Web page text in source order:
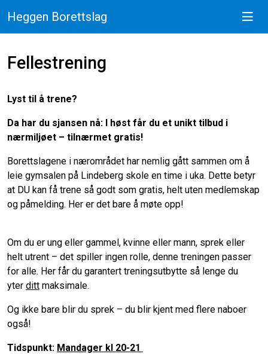
Heggen Borettslag
Fellestrening
Lyst til å trene?
Da har du sjansen nå: I høst får du et unikt tilbud i
nærmiljøet – tilnærmet gratis!
Borettslagene i nærområdet har nemlig gått sammen om å
leie gymsalen på Lindeberg skole en time i uka. Dette betyr
at DU kan få trene så godt som gratis, helt uten medlemskap
og påmelding. Her er det bare å møte opp!
Om du er ung eller gammel, kvinne eller mann, sprek eller
helt utrent – det spiller ingen rolle, denne treningen passer
for alle. Her får du garantert treningsutbytte så lenge du
yter ditt maksimale.
Og ikke bare blir du sprek – du blir kjent med flere naboer
også!
Tidspunkt: Mandager kl 20-21